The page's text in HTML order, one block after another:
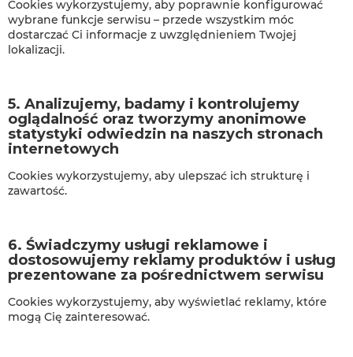
Cookies wykorzystujemy, aby poprawnie konfigurować
wybrane funkcje serwisu – przede wszystkim móc
dostarczać Ci informacje z uwzględnieniem Twojej
lokalizacji.
5. Analizujemy, badamy i kontrolujemy
oglądalność oraz tworzymy anonimowe
statystyki odwiedzin na naszych stronach
internetowych
Cookies wykorzystujemy, aby ulepszać ich strukturę i
zawartość.
6. Świadczymy usługi reklamowe i
dostosowujemy reklamy produktów i usług
prezentowane za pośrednictwem serwisu
Cookies wykorzystujemy, aby wyświetlać reklamy, które
mogą Cię zainteresować.